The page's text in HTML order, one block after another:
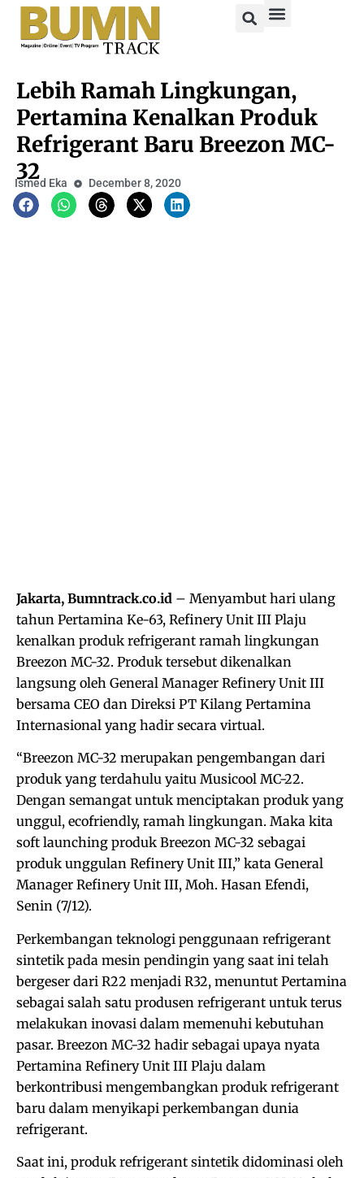
Lebih Ramah Lingkungan,
Pertamina Kenalkan Produk
Refrigerant Baru Breezon MC-
32
Ismed Eka December 8, 2020
Jakarta, Bumntrack.co.id – Menyambut hari ulang
tahun Pertamina Ke-63, Refinery Unit III Plaju
kenalkan produk refrigerant ramah lingkungan
Breezon MC-32. Produk tersebut dikenalkan
langsung oleh General Manager Refinery Unit III
bersama CEO dan Direksi PT Kilang Pertamina
Internasional yang hadir secara virtual.
“Breezon MC-32 merupakan pengembangan dari
produk yang terdahulu yaitu Musicool MC-22.
Dengan semangat untuk menciptakan produk yang
unggul, ecofriendly, ramah lingkungan. Maka kita
soft launching produk Breezon MC-32 sebagai
produk unggulan Refinery Unit III,” kata General
Manager Refinery Unit III, Moh. Hasan Efendi,
Senin (7/12).
Perkembangan teknologi penggunaan refrigerant
sintetik pada mesin pendingin yang saat ini telah
bergeser dari R22 menjadi R32, menuntut Pertamina
sebagai salah satu produsen refrigerant untuk terus
melakukan inovasi dalam memenuhi kebutuhan
pasar. Breezon MC-32 hadir sebagai upaya nyata
Pertamina Refinery Unit III Plaju dalam
berkontribusi mengembangkan produk refrigerant
baru dalam menyikapi perkembangan dunia
refrigerant.
Saat ini, produk refrigerant sintetik didominasi oleh